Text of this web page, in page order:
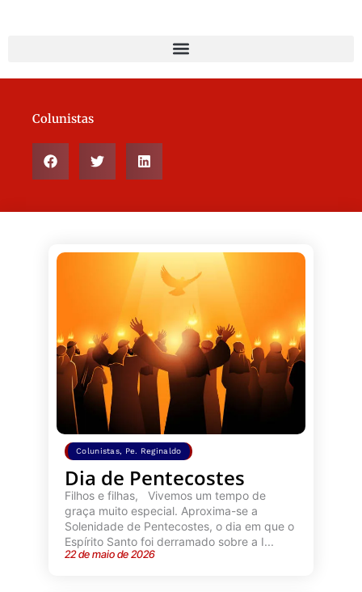
Colunistas
Colunistas, Pe. Reginaldo
Dia de Pentecostes
Filhos e filhas, Vivemos um tempo de
graça muito especial. Aproxima-se a
Solenidade de Pentecostes, o dia em que o
Espírito Santo foi derramado sobre a I...
22 de maio de 2026
PagePagePagePagePage